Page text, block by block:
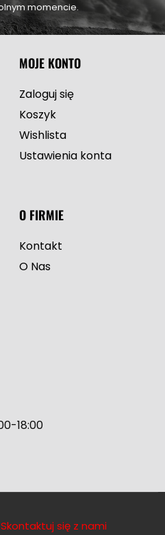
momencie.
MOJE KONTO
Zaloguj się
Koszyk
Wishlista
Ustawienia konta
O FIRMIE
Kontakt
O Nas
18:00
Skontaktuj się z nami